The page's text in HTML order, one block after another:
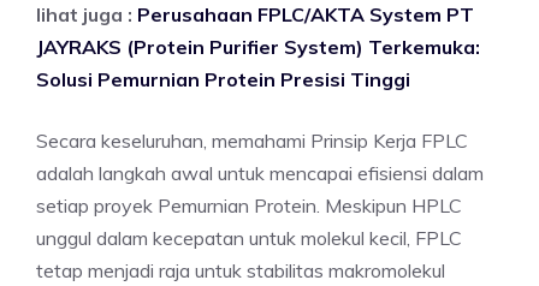
lihat juga : Perusahaan FPLC/AKTA System PT
JAYRAKS (Protein Purifier System) Terkemuka:
Solusi Pemurnian Protein Presisi Tinggi
Secara keseluruhan, memahami Prinsip Kerja FPLC
adalah langkah awal untuk mencapai efisiensi dalam
setiap proyek Pemurnian Protein. Meskipun HPLC
unggul dalam kecepatan untuk molekul kecil, FPLC
tetap menjadi raja untuk stabilitas makromolekul